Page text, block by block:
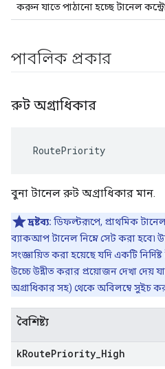
করুন যাতে পাঠানো হচ্ছে টানেল
পাবলিক প্রকার
রুট অগ্রাধিকার
RoutePriority
বুনা টানেল রুট অগ্রাধিকার মান.
দ্রষ্টব্য: ডিফল্টরূপে, প্রাথমিক
ব্যাকআপ টানেল নিম্নে সেট করা হবে৷
সংজ্ঞায়িত করা হয়েছে যদি একটি
উচ্চে উন্নীত করার প্রয়োজন দেখা দেয়
অগ্রাধিকার সহ) থেকে অবিলম্বে সুইচ
বৈশিষ্ট্য
kRoutePriority High